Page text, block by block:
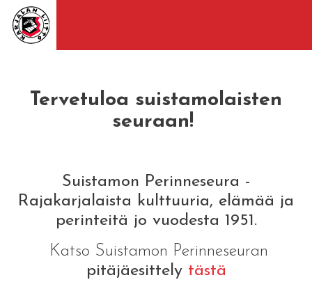
Tervetuloa suistamolaisten
seuraan!
Suistamon Perinneseura -
Rajakarjalaista kulttuuria, elämää ja
perinteitä jo vuodesta 1951.
Katso Suistamon Perinneseuran
pitäjäesittely tästä